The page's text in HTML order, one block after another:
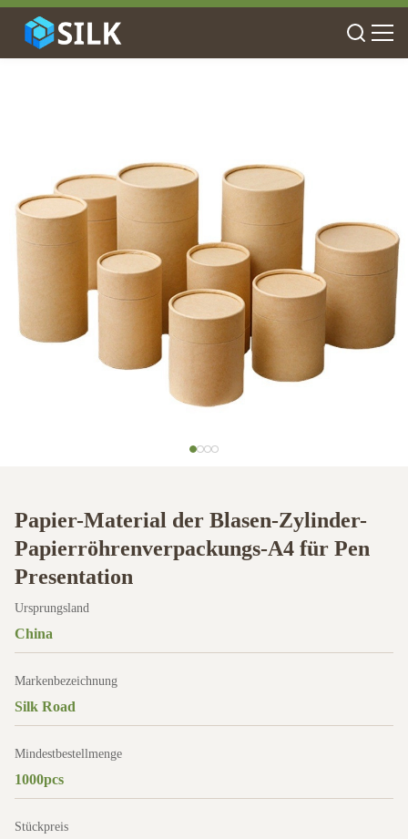
Papier-Material der Blasen-Zylinder-
Papierröhrenverpackungs-A4 für Pen
Presentation
Ursprungsland
China
Markenbezeichnung
Silk Road
Mindestbestellmenge
1000pcs
Stückpreis